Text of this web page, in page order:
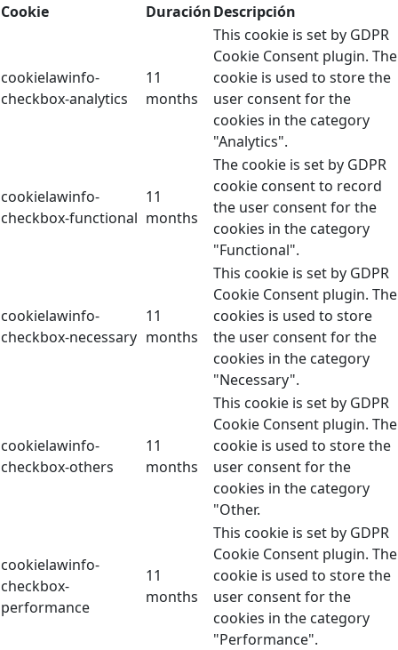
Cookie
DuraciónDescripción
cookielawinfo-
checkbox-analytics
11
months
This cookie is set by GDPR
Cookie Consent plugin. The
cookie is used to store the
user consent for the
cookies in the category
"Analytics".
cookielawinfo-
checkbox-functional
11
months
The cookie is set by GDPR
cookie consent to record
the user consent for the
cookies in the category
"Functional".
cookielawinfo-
checkbox-necessary
11
months
This cookie is set by GDPR
Cookie Consent plugin. The
cookies is used to store
the user consent for the
cookies in the category
"Necessary".
cookielawinfo-
checkbox-others
11
months
This cookie is set by GDPR
Cookie Consent plugin. The
cookie is used to store the
user consent for the
cookies in the category
"Other.
cookielawinfo-
checkbox-
performance
11
months
This cookie is set by GDPR
Cookie Consent plugin. The
cookie is used to store the
user consent for the
cookies in the category
"Performance".